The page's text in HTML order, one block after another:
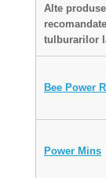
Alte produse
tulburarilor
Bee Power
Power Mins